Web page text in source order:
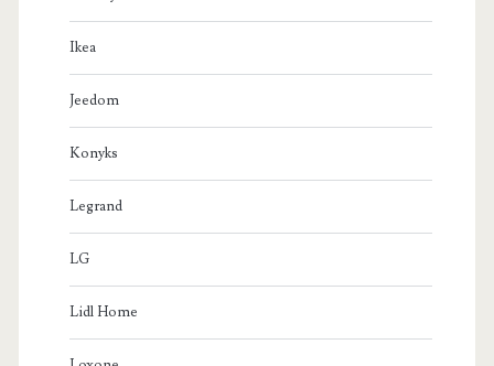
Ikea
Jeedom
Konyks
Legrand
LG
Lidl Home